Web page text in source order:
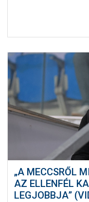
„A MECCSRŐL
AZ ELLENFÉL
LEGJOBBJA”